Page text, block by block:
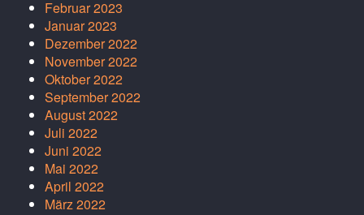
Februar 2023
Januar 2023
Dezember 2022
November 2022
Oktober 2022
September 2022
August 2022
Juli 2022
Juni 2022
Mai 2022
April 2022
März 2022